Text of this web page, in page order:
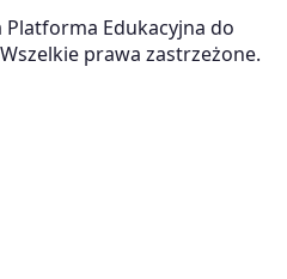
Platforma Edukacyjna do
prawa zastrzeżone.